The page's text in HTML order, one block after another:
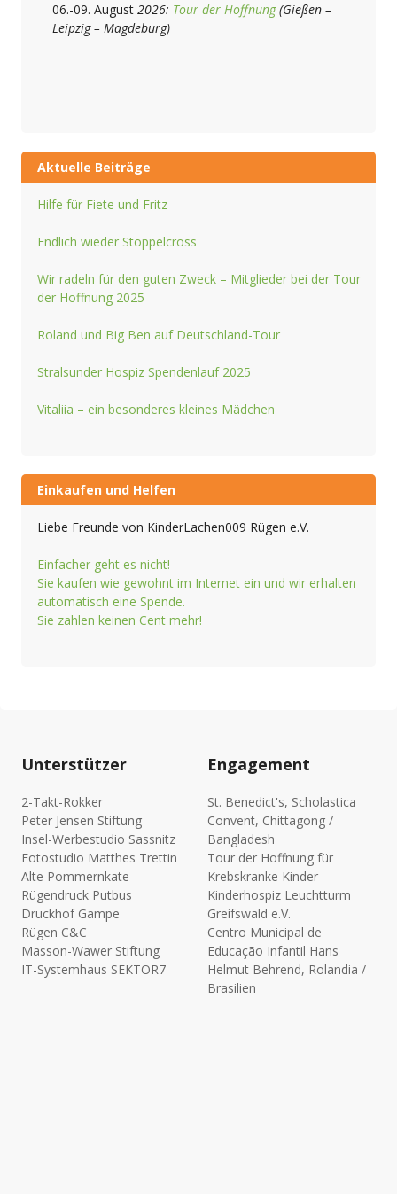
06.-09. August 2026: Tour der Hoffnung(Gießen –
Leipzig – Magdeburg)
Aktuelle Beiträge
Hilfe für Fiete und Fritz
Endlich wieder Stoppelcross
Wir radeln für den guten Zweck – Mitglieder bei der Tour
der Hoffnung 2025
Roland und Big Ben auf Deutschland-Tour
Stralsunder Hospiz Spendenlauf 2025
Vitaliia – ein besonderes kleines Mädchen
Einkaufen und Helfen
Liebe Freunde von KinderLachen009 Rügen e.V.
Einfacher geht es nicht!
Sie kaufen wie gewohnt im Internet ein und wir erhalten
automatisch eine Spende.
Sie zahlen keinen Cent mehr!
Unterstützer
2-Takt-Rokker
Peter Jensen Stiftung
Insel-Werbestudio Sassnitz
Fotostudio Matthes Trettin
Alte Pommernkate
Rügendruck Putbus
Druckhof Gampe
Rügen C&C
Masson-Wawer Stiftung
IT-Systemhaus SEKTOR7
Engagement
St. Benedict's, Scholastica
Convent, Chittagong /
Bangladesh
Tour der Hoffnung für
Krebskranke Kinder
Kinderhospiz Leuchtturm
Greifswald e.V.
Centro Municipal de
Educação Infantil Hans
Helmut Behrend, Rolandia /
Brasilien